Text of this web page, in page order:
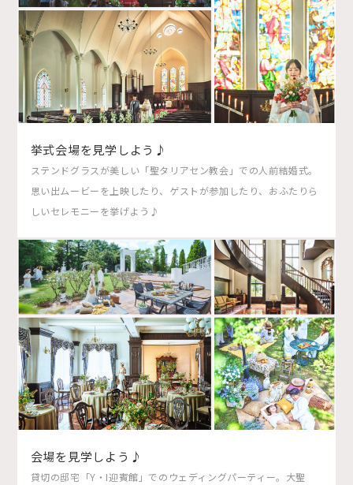
挙式会場を見学しよう♪
ステンドグラスが美しい「聖タリアセン教会」での人前結婚式。
思い出ムービーを上映したり、ゲストが参加したり、おふたりら
しいセレモニーを挙げよう♪
会場を見学しよう♪
貸切の邸宅「Y・I迎賓館」でのウェディングパーティー。大聖